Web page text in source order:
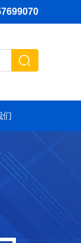
们